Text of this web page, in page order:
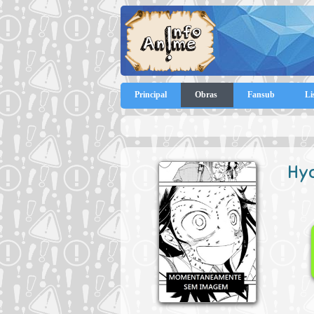
Principal Obras Fansub